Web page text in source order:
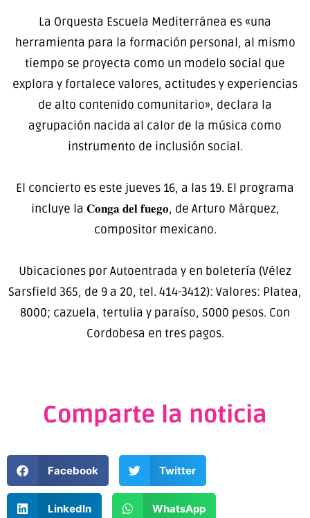
La Orquesta Escuela Mediterránea es «una
herramienta para la formación personal, al mismo
tiempo se proyecta como un modelo social que
explora y fortalece valores, actitudes y experiencias
de alto contenido comunitario», declara la
agrupación nacida al calor de la música como
instrumento de inclusión social.
El concierto es este jueves 16, a las 19. El programa
incluye la 𝐂𝐨𝐧𝐠𝐚 𝐝𝐞𝐥 𝐟𝐮𝐞𝐠𝐨, de Arturo Márquez,
compositor mexicano.
Ubicaciones por Autoentrada y en boletería (Vélez
Sarsfield 365, de 9 a 20, tel. 414-3412): Valores: Platea,
8000; cazuela, tertulia y paraíso, 5000 pesos. Con
Cordobesa en tres pagos.
Comparte la noticia
Facebook Twitter
LinkedIn WhatsApp